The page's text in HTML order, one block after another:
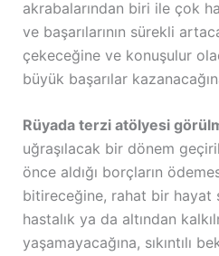
akrabalarından biri ile çok
ve başarılarının sürekli
çekeceğine ve konuşulur
büyük başarılar
Rüyada terzi atölyesi
uğraşılacak bir dönem
önce aldığı borçların
bitireceğine, rahat bir hayat
hastalık ya da altından
yaşamayacağına, sıkıntılı